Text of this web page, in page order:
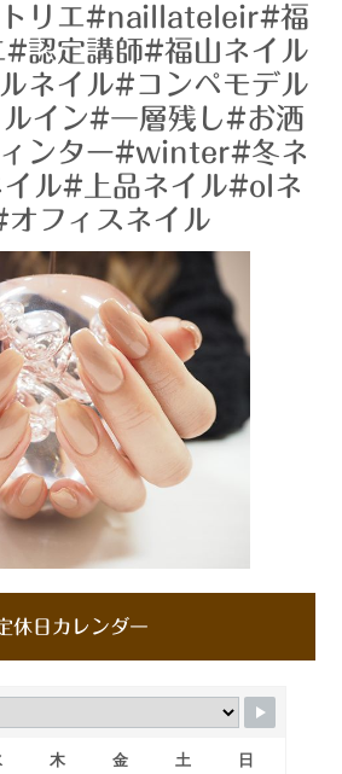
リエ#naillateleir#福
#認定講師#福山ネイル
ネイル#コンペモデル
イン#一層残し#お洒
ンター#winter#冬ネ
ル#上品ネイル#olネ
オフィスネイル
休日カレンダー
木 金 土 日